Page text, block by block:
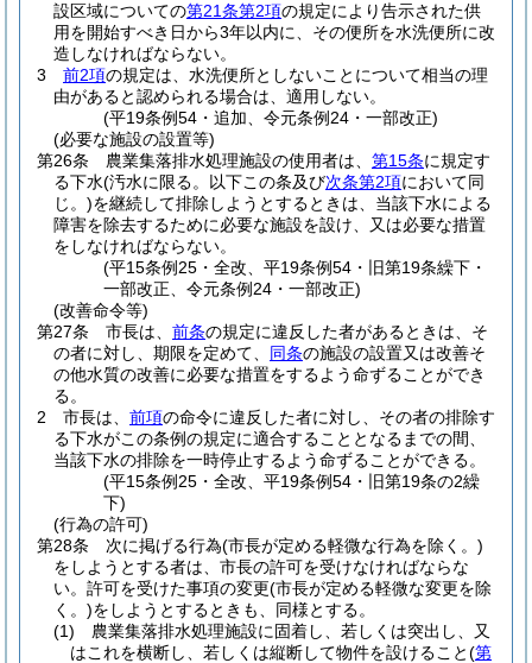
設区域についての第21条第2項の規定により告示された供
用を開始すべき日から3年以内に、その便所を水洗便所に改
造しなければならない。
3
前2項の規定は、水洗便所としないことについて相当の理
由があると認められる場合は、適用しない。
(平19条例54・追加、令元条例24・一部改正)
(必要な施設の設置等)
第26条
農業集落排水処理施設の使用者は、 第15条に規定す
る下水(汚水に限る。以下この条及び次条第2項において同
じ。)を継続して排除しようとするときは、当該下水による
障害を除去するために必要な施設を設け、又は必要な措置
をしなければならない。
(平15条例25・全改、平19条例54・旧第19条繰下・
一部改正、令元条例24・一部改正)
(改善命令等)
第27条
市長は、 前条の規定に違反した者があるときは、そ
の者に対し、期限を定めて、 同条の施設の設置又は改善そ
の他水質の改善に必要な措置をするよう命ずることができ
る。
2
市長は、 前項の命令に違反した者に対し、その者の排除す
る下水がこの条例の規定に適合することとなるまでの間、
当該下水の排除を一時停止するよう命ずることができる。
(平15条例25・全改、平19条例54・旧第19条の2繰
下)
(行為の許可)
第28条
次に掲げる行為(市長が定める軽微な行為を除く。)
をしようとする者は、市長の許可を受けなければならな
い。 許可を受けた事項の変更(市長が定める軽微な変更を除
く。)をしようとするときも、同様とする。
(1)
農業集落排水処理施設に固着し、若しくは突出し、又
はこれを横断し、若しくは縦断して物件を設けること(第